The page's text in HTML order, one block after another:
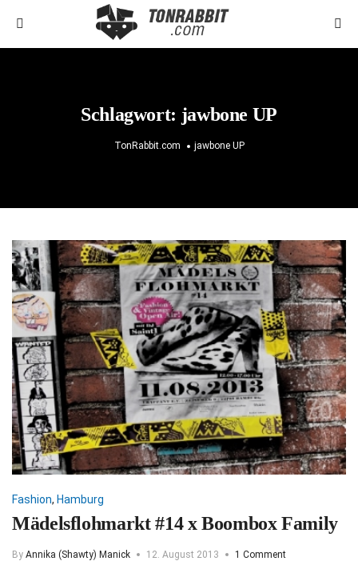
Schlagwort: jawbone UP
TonRabbit.com jawbone UP
Fashion, Hamburg
Mädelsflohmarkt #14 x Boombox Family
By Annika (Shawty) Manick 12. August 2013 1 Comment